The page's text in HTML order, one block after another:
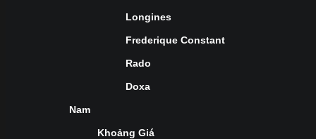
Longines
Frederique Constant
Rado
Doxa
Nam
Khoảng Giá